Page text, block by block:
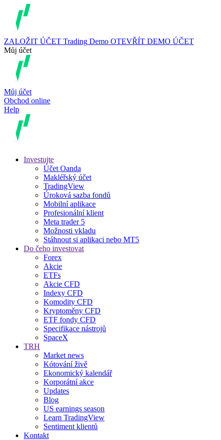
ZALOŽIT ÚČET Trading Demo OTEVŘÍT DEMO ÚČET
Můj účet
Můj účet
Obchod online
Help
Investujte
Účet Oanda
Makléřský účet
TradingView
Úroková sazba fondů
Mobilní aplikace
Profesionální klient
Meta trader 5
Možnosti vkladu
Stáhnout si aplikaci nebo MT5
Do čeho investovat
Forex
Akcie
ETFs
Akcie CFD
Indexy CFD
Komodity CFD
Kryptoměny CFD
ETF fondy CFD
Specifikace nástrojů
SpaceX
TRH
Market news
Kótování živě
Ekonomický kalendář
Korporátní akce
Updates
Blog
US earnings season
Learn TradingView
Sentiment klientů
Kontakt